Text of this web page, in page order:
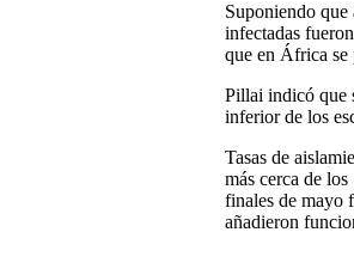
Suponiendo que
infectadas
que en África se
Pillai indicó que
inferior de los
Tasas de
más cerca de
finales de mayo
añadieron